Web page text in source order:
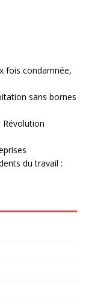
fois condamnée,
sans bornes
Révolution
du travail :